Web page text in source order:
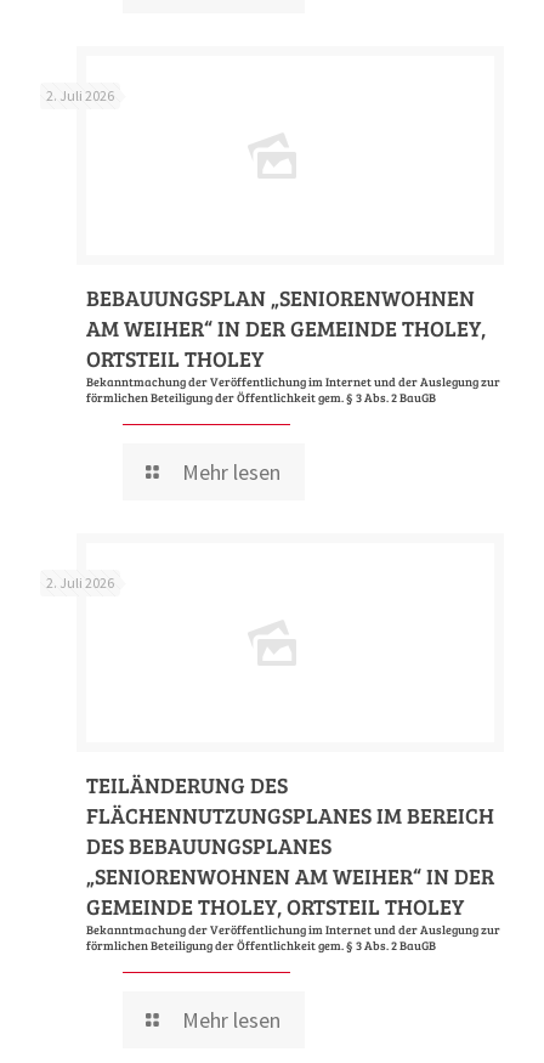
2. Juli 2026
BEBAUUNGSPLAN „SENIORENWOHNEN
AM WEIHER“ IN DER GEMEINDE THOLEY,
ORTSTEIL THOLEY
Bekanntmachung der Veröffentlichung im Internet und der Auslegung zur
förmlichen Beteiligung der Öffentlichkeit gem. § 3 Abs. 2 BauGB
Mehr lesen
2. Juli 2026
TEILÄNDERUNG DES
FLÄCHENNUTZUNGSPLANES IM BEREICH
DES BEBAUUNGSPLANES
„SENIORENWOHNEN AM WEIHER“ IN DER
GEMEINDE THOLEY, ORTSTEIL THOLEY
Bekanntmachung der Veröffentlichung im Internet und der Auslegung zur
förmlichen Beteiligung der Öffentlichkeit gem. § 3 Abs. 2 BauGB
Mehr lesen